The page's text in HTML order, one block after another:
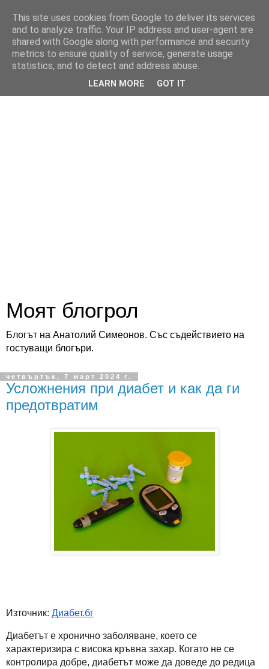
Моят блогрол
Блогът на Анатолий Симеонов. Със съдействието на
гостуващи блогъри.
четвъртък, 7 март 2024 г.
Усложнения при диабет и как да ги
предотвратим
Източник: Диабет.бг
Диабетът е хронично заболяване, което се
характеризира с висока кръвна захар. Когато не се
контролира добре, диабетът може да доведе до редица
This site uses cookies from Google to deliver its services
and to analyze traffic. Your IP address and user-agent are
shared with Google along with performance and security
metrics to ensure quality of service, generate usage
statistics, and to detect and address abuse.
LEARN MORE GOT IT